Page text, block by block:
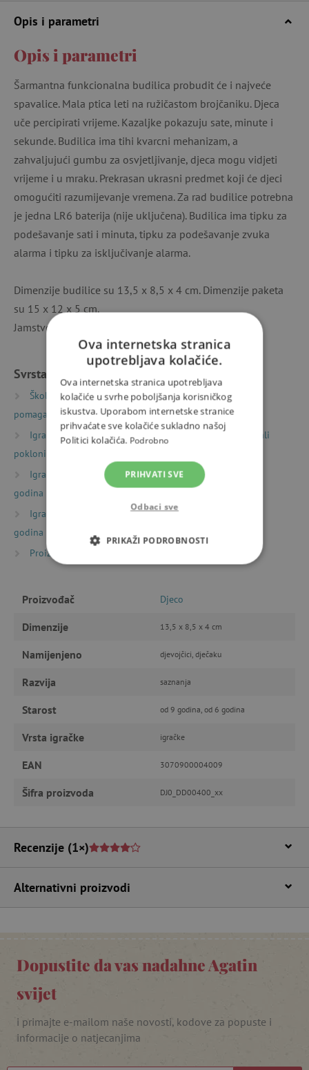
Opis i parametri
Opis i parametri
Šarmantna funkcionalna budilica probudit će i najveće
spavalice. Mala ptica leti na ružičastom brojčaniku. Djeca
uče percipirati vrijeme. Kazaljke pokazuju sate, minute i
sekunde. Budilica ima tihi kvarcni mehanizam, a
zahvaljujući gumbu za osvjetljivanje, djeca mogu vidjeti
vrijeme i u mraku. Prekrasan ukrasni predmet koji će djeci
omogućiti razumijevanje vremena. Za rad budilice potrebna
je jedna LR6 baterija (nije uključena). Budilica ima tipku za
podešavanje sati i minuta, tipku za podešavanje zvuka
alarma i tipku za isključivanje alarma.
Dimenzije budilice su 13,5 x 8,5 x 4 cm. Dimenzije paketa
su 15 x 12 x 5 cm.
Jamstvo je 2 godine.
Svrstano u kategorije
Školske torbe i ruksaci
Školski pribor i nastavna
pomagala
Satovi
Igračke prema vrsti
Dekoracije za dječju sobu i mali
pokloni
Igračke prema starosti
Igre i igračke za djecu od 6
godina
Igračke prema starosti
Igre i igračke za djecu od 9
godina
Proizvođači
Proizvođač Djeco
Dimenzije 13,5 x 8,5 x 4 cm
Namijenjeno djevojčici, dječaku
Razvija saznanja
Starost od 9 godina, od 6 godina
Vrsta igračke igračke
EAN 3070900004009
Šifra proizvoda DJ0_DD00400_xx
Recenzije (1×)
Alternativni proizvodi
Dopustite da vas nadahne Agatin
svijet
i primajte e-mailom naše novosti, kodove za popuste i
informacije o natjecanjima
Ova internetska stranica
upotrebljava kolačiće.
Ova internetska stranica upotrebljava
kolačiće u svrhe poboljšanja korisničkog
iskustva. Uporabom internetske stranice
prihvaćate sve kolačiće sukladno našoj
Politici kolačića. Podrobno
PRIHVATI SVE
Odbaci sve
PRIKAŽI PODROBNOSTI
NUŽNO POTREBNI KOLAČIĆI
CILJANOST
FUNKCIONALNOST
Nužno potrebni kolačići omogućavaju osnovnu
npr. upis korisnika na stranici te uređivanje
odgovarajuće upotrebljavati bez nužno
potrebnih kolačića.
Ime
CookieScriptConsent
featureFlagIdentifier www.agatinsvijet.hr
lastVisitedProduct
Googleovu politiku privatnosti